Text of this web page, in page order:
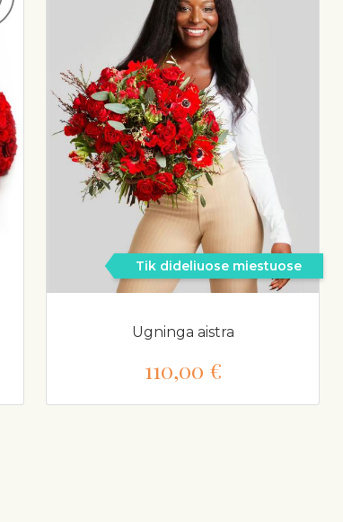
Tik dideliuose miestuose
Ugninga aistra
110,00 €